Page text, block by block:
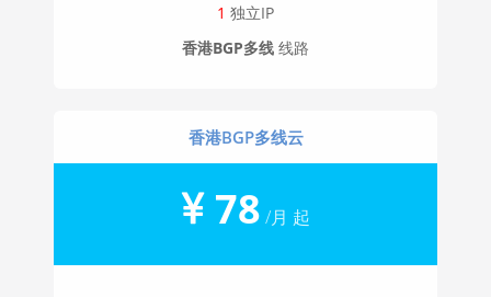
1 独立IP
香港BGP多线 线路
香港BGP多线云
78 /月 起